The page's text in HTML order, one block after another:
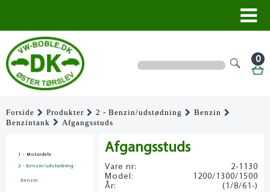
0
Forside Produkter 2 - Benzin/udstødning
Benzin
Benzintank
Afgangsstuds
1 - Motordele
2 - Benzin/udstødning
Benzin
Afgangsstuds
Vare nr:
2-1130
Model:
1200/1300/1500
År:
(1/8/61-)